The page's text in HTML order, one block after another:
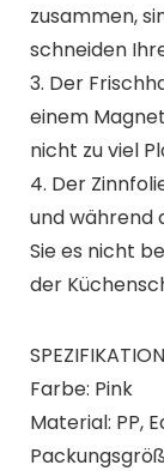
zusammen,
schneiden
3. Der
einem
nicht zu viel
4. Der
und während
Sie es nicht
der
Farbe: Pink
Material: PP,